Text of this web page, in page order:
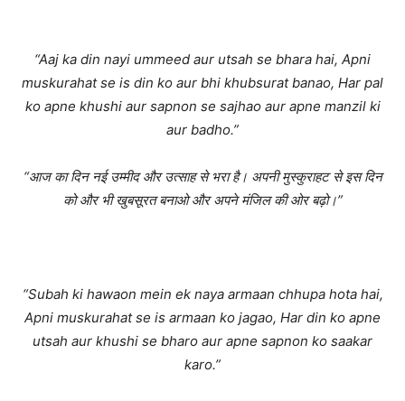
“Aaj ka din nayi ummeed aur utsah se bhara hai, Apni
muskurahat se is din ko aur bhi khubsurat banao, Har pal
ko apne khushi aur sapnon se sajhao aur apne manzil ki
aur badho.”
“आज का दिन नई उम्मीद और उत्साह से भरा है। अपनी मुस्कुराहट से इस दिन
को और भी खुबसूरत बनाओ और अपने मंजिल की ओर बढ़ो।”
“Subah ki hawaon mein ek naya armaan chhupa hota hai,
Apni muskurahat se is armaan ko jagao, Har din ko apne
utsah aur khushi se bharo aur apne sapnon ko saakar
karo.”